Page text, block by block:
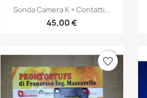
Anteprima
Sonda Camera K + Contatti...
45,00 €
favorite_border